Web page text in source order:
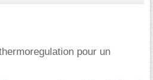
pour un